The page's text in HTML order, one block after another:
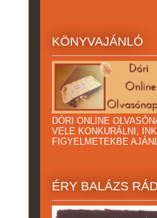
KÖNYVAJÁNLÓ
DÓRI ONLINE
VELE KONKURÁLNI,
FIGYELMETEKBE
ÉRY BALÁZS